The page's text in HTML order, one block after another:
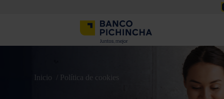
Inicio Política de cookies